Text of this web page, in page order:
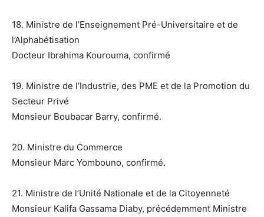
18. Ministre de l’Enseignement Pré-Universitaire et de
l’Alphabétisation
Docteur Ibrahima Kourouma, confirmé
19. Ministre de l’Industrie, des PME et de la Promotion du
Secteur Privé
Monsieur Boubacar Barry, confirmé.
20. Ministre du Commerce
Monsieur Marc Yombouno, confirmé.
21. Ministre de l’Unité Nationale et de la Citoyenneté
Monsieur Kalifa Gassama Diaby, précédemment Ministre